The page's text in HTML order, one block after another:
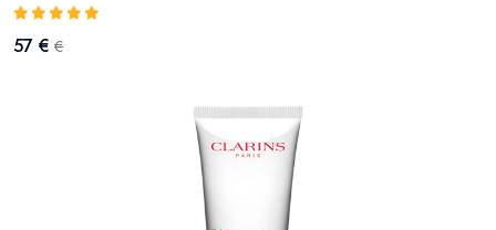
57 € €